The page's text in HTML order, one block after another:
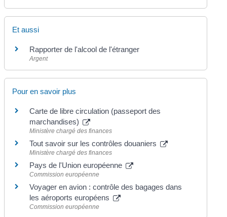
Et aussi
Rapporter de l'alcool de l'étranger
Argent
Pour en savoir plus
Carte de libre circulation (passeport des
marchandises)
Ministère chargé des finances
Tout savoir sur les contrôles douaniers
Ministère chargé des finances
Pays de l'Union européenne
Commission européenne
Voyager en avion : contrôle des bagages dans
les aéroports européens
Commission européenne